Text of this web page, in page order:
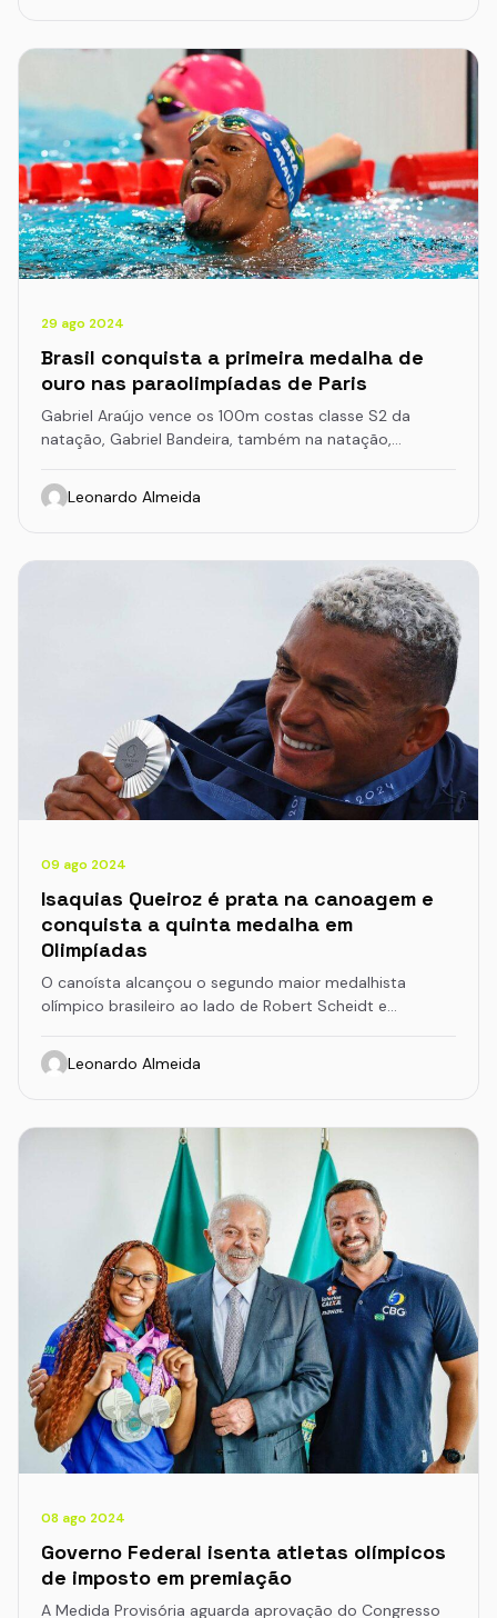
29 ago 2024
Brasil conquista a primeira medalha de
ouro nas paraolimpíadas de Paris
Gabriel Araújo vence os 100m costas classe S2 da
natação, Gabriel Bandeira, também na natação,…
Leonardo Almeida
09 ago 2024
Isaquias Queiroz é prata na canoagem e
conquista a quinta medalha em
Olimpíadas
O canoísta alcançou o segundo maior medalhista
olímpico brasileiro ao lado de Robert Scheidt e…
Leonardo Almeida
08 ago 2024
Governo Federal isenta atletas olímpicos
de imposto em premiação
A Medida Provisória aguarda aprovação do Congresso